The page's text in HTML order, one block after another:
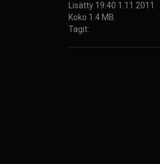
Lisätty 19:40 1.11.2011
Koko 1.4 MB
Tagit: